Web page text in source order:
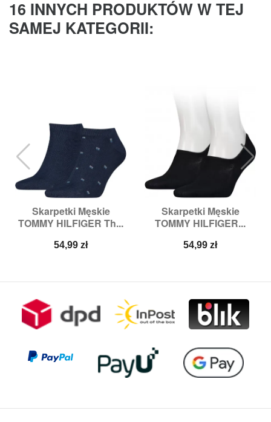
16 INNYCH PRODUKTÓW W TEJ
SAMEJ KATEGORII:
Skarpetki Męskie
TOMMY HILFIGER Th...
Cena
54,99 zł
Skarpetki Męskie
TOMMY HILFIGER...
Cena
54,99 zł